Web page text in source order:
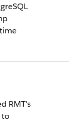
RMT's
to